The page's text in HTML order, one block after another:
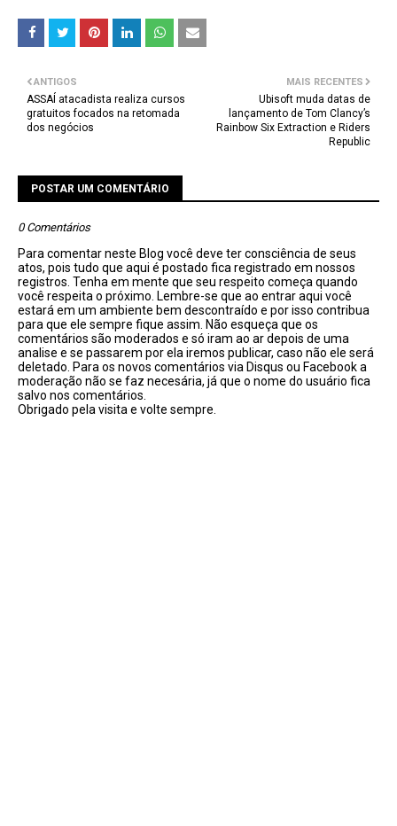
MAIS RECENTES
Ubisoft muda datas de
lançamento de Tom Clancy’s
Rainbow Six Extraction e Riders
Republic
ANTIGOS
ASSAÍ atacadista realiza cursos
gratuitos focados na retomada
dos negócios
POSTAR UM COMENTÁRIO
0 Comentários
Para comentar neste Blog você deve ter consciência de seus
atos, pois tudo que aqui é postado fica registrado em nossos
registros. Tenha em mente que seu respeito começa quando
você respeita o próximo. Lembre-se que ao entrar aqui você
estará em um ambiente bem descontraído e por isso contribua
para que ele sempre fique assim. Não esqueça que os
comentários são moderados e só iram ao ar depois de uma
analise e se passarem por ela iremos publicar, caso não ele será
deletado. Para os novos comentários via Disqus ou Facebook a
moderação não se faz necesária, já que o nome do usuário fica
salvo nos comentários.
Obrigado pela visita e volte sempre.